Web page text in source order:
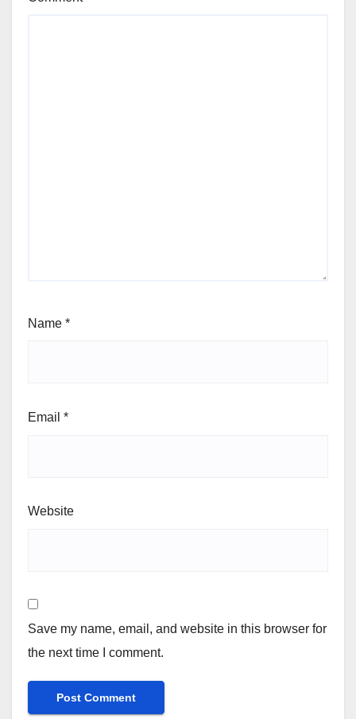
Name *
Email *
Website
Save my name, email, and website in this browser for
the next time I comment.